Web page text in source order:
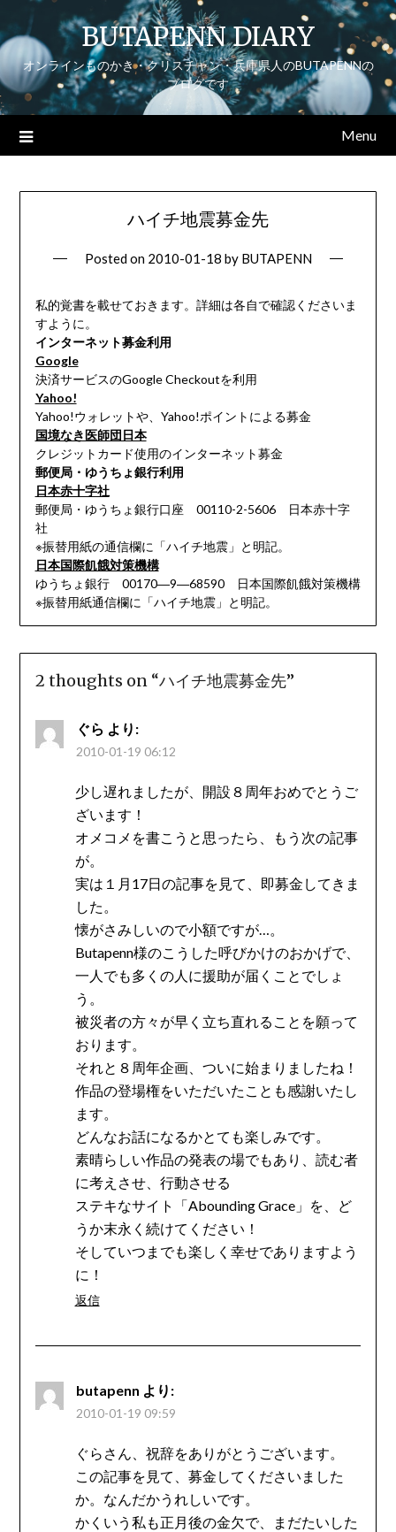
to
content
BUTAPENN DIARY
オンラインものかき・クリスチャン・兵庫県人のBUTAPENNの
ブログです
Menu
ハイチ地震募金先
Posted on 2010-01-18 by BUTAPENN
私的覚書を載せておきます。詳細は各自で確認くださいま
すように。
インターネット募金利用
Google
決済サービスのGoogle Checkoutを利用
Yahoo!
Yahoo!ウォレットや、Yahoo!ポイントによる募金
国境なき医師団日本
クレジットカード使用のインターネット募金
郵便局・ゆうちょ銀行利用
日本赤十字社
郵便局・ゆうちょ銀行口座 00110-2-5606 日本赤十字
社
※振替用紙の通信欄に「ハイチ地震」と明記。
日本国際飢餓対策機構
ゆうちょ銀行 00170―9―68590 日本国際飢餓対策機構
※振替用紙通信欄に「ハイチ地震」と明記。
2 thoughts on “ハイチ地震募金先”
ぐら より:
2010-01-19 06:12
少し遅れましたが、開設８周年おめでとうご
ざいます！
オメコメを書こうと思ったら、もう次の記事
が。
実は１月17日の記事を見て、即募金してきま
した。
懐がさみしいので小額ですが…。
Butapenn様のこうした呼びかけのおかげで、
一人でも多くの人に援助が届くことでしょ
う。
被災者の方々が早く立ち直れることを願って
おります。
それと８周年企画、ついに始まりましたね！
作品の登場権をいただいたことも感謝いたし
ます。
どんなお話になるかとても楽しみです。
素晴らしい作品の発表の場でもあり、読む者
に考えさせ、行動させる
ステキなサイト「Abounding Grace」を、ど
うか末永く続けてください！
そしていつまでも楽しく幸せでありますよう
に！
返信
butapenn より:
2010-01-19 09:59
ぐらさん、祝辞をありがとうございます。
この記事を見て、募金してくださいました
か。なんだかうれしいです。
かくいう私も正月後の金欠で、まだたいした